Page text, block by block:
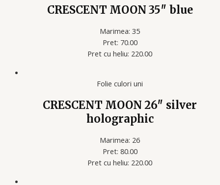
CRESCENT MOON 35″ blue
Marimea: 35
Pret: 70.00
Pret cu heliu: 220.00
Folie culori uni
CRESCENT MOON 26″ silver
holographic
Marimea: 26
Pret: 80.00
Pret cu heliu: 220.00